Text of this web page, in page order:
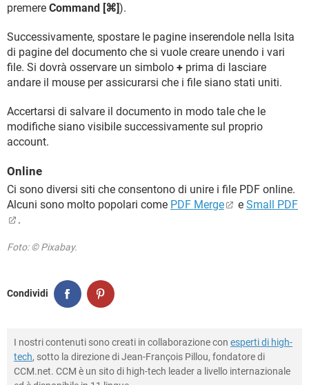
premere Command [⌘]).
Successivamente, spostare le pagine inserendole nella lsita
di pagine del documento che si vuole creare unendo i vari
file. Si dovrà osservare un simbolo + prima di lasciare
andare il mouse per assicurarsi che i file siano stati uniti.
Accertarsi di salvare il documento in modo tale che le
modifiche siano visibile successivamente sul proprio
account.
Online
Ci sono diversi siti che consentono di unire i file PDF online.
Alcuni sono molto popolari come PDF Merge e Small PDF
.
Foto: © Pixabay.
Condividi
I nostri contenuti sono creati in collaborazione con esperti di high-
tech, sotto la direzione di Jean-François Pillou, fondatore di
CCM.net. CCM è un sito di high-tech leader a livello internazionale